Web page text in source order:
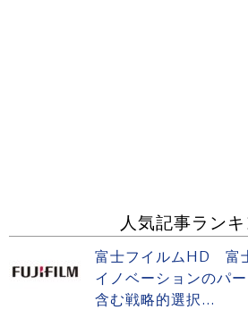
人気記事ラン
富士フイルムHD 富
イノベーションのパ
含む戦略的選択...